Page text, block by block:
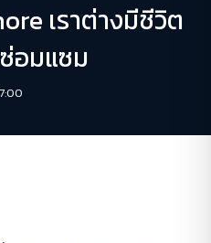
เราต่างมีชีวิต
อมแซม